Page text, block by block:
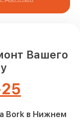
Вашего
Bork в Нижнем